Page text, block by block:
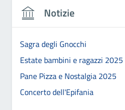
Notizie
Sagra degli Gnocchi
Estate bambini e ragazzi 2025
Pane Pizza e Nostalgia 2025
Concerto dell'Epifania